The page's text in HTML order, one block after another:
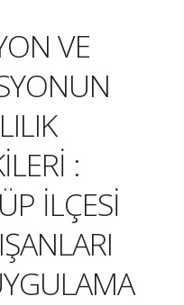
VE
:
İLÇESİ